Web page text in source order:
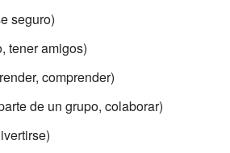
seguro)
tener amigos)
comprender)
de un grupo, colaborar)